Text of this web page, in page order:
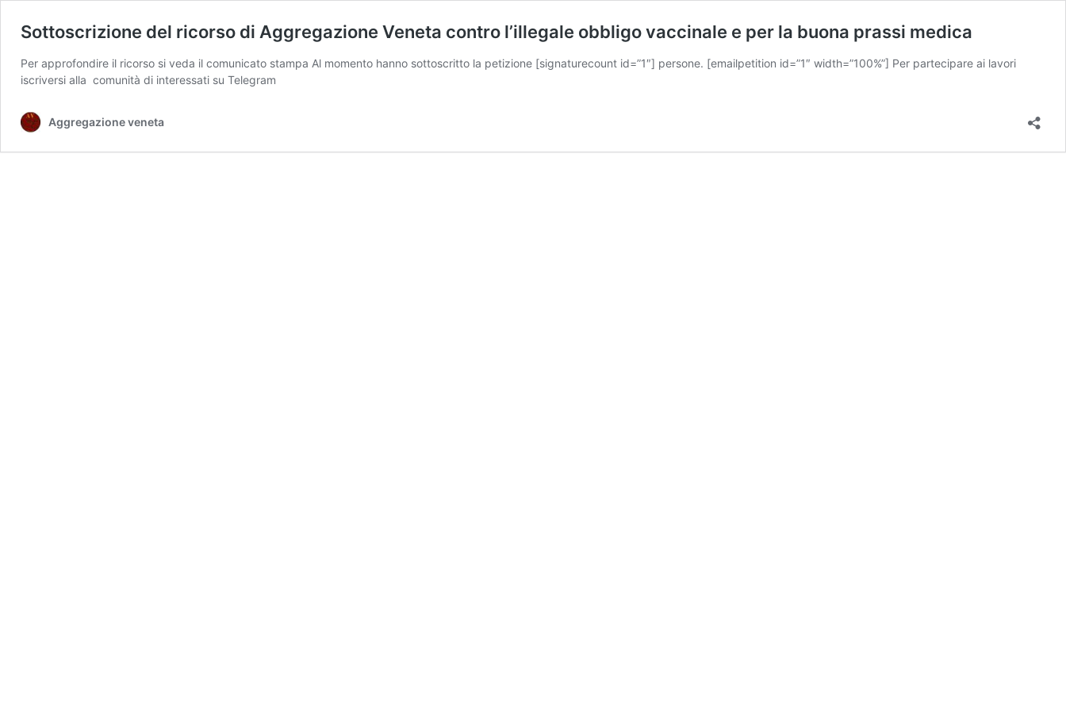
Sottoscrizione del ricorso di Aggregazione Veneta contro l’illegale obbligo vaccinale e per la buona prassi medica
Per approfondire il ricorso si veda il comunicato stampa Al momento hanno sottoscritto la petizione [signaturecount id=”1″] persone. [emailpetition id=”1″ width=”100%”] Per partecipare ai lavori
iscriversi alla comunità di interessati su Telegram
Aggregazione veneta